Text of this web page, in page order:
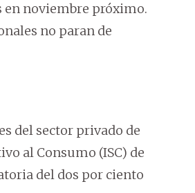
en noviembre próximo.
no paran de
del sector privado de
al Consumo (ISC) de
del dos por ciento